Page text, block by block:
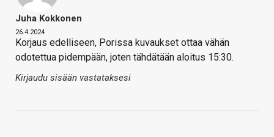
Juha Kokkonen
26.4.2024
Korjaus edelliseen, Porissa kuvaukset ottaa vähän
odotettua pidempään, joten tähdätään aloitus 15:30.
Kirjaudu sisään vastataksesi